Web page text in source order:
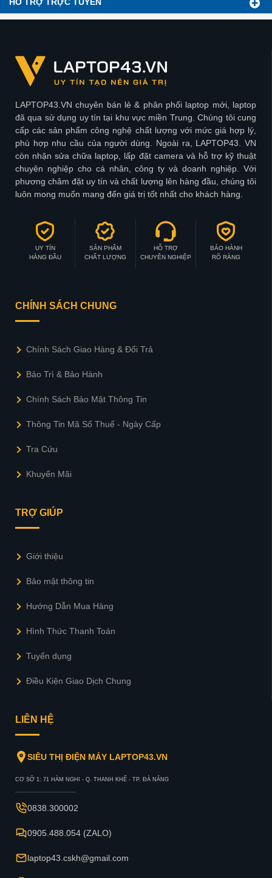
HỔ TRỢ TRỰC TUYẾN
LAPTOP43.VN chuyên bán lẻ & phân phối laptop mới, laptop
đã qua sử dụng uy tín tại khu vực miền Trung. Chúng tôi cung
cấp các sản phẩm công nghệ chất lượng với mức giá hợp lý,
phù hợp nhu cầu của người dùng. Ngoài ra, LAPTOP43. VN
còn nhận sửa chữa laptop, lấp đặt camera và hỗ trợ kỹ thuật
chuyên nghiệp cho cá nhân, công ty và doanh nghiệp. Với
phương châm đặt uy tín và chất lượng lên hàng đầu, chúng tôi
luôn mong muốn mang đến giá trị tốt nhất cho khách hàng.
UY TÍN
HÀNG ĐẦU
SẢN PHẨM
CHẤT LƯỢNG
HỖ TRỢ
CHUYÊN NGHIỆP
BẢO HÀNH
RÕ RÀNG
CHÍNH SÁCH CHUNG
Chính Sách Giao Hàng & Đổi Trả
Bảo Trì & Bảo Hành
Chính Sách Bảo Mật Thông Tin
Thông Tin Mã Số Thuế - Ngày Cấp
Tra Cứu
Khuyến Mãi
TRỢ GIÚP
Giới thiệu
Bảo mật thông tin
Hướng Dẫn Mua Hàng
Hình Thức Thanh Toán
Tuyển dụng
Điều Kiện Giao Dịch Chung
LIÊN HỆ
SIÊU THỊ ĐIỆN MÁY LAPTOP43.VN
CƠ SỞ 1: 71 HÀM NGHI - Q. THANH KHẾ - TP. ĐÀ NẴNG
0838.300002
0905.488.054 (ZALO)
laptop43.cskh@gmail.com